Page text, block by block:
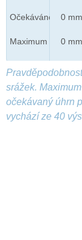
Očekáváno
Maximum
0 mm
0 mm
srážek.
očekávaný úhrn
vychází ze 40